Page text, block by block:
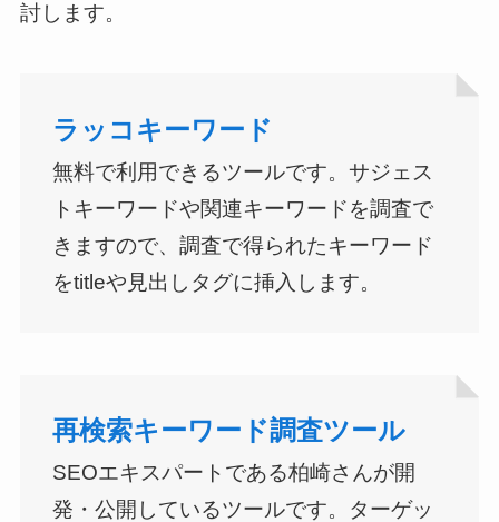
討します。
ラッコキーワード
無料で利用できるツールです。サジェス
トキーワードや関連キーワードを調査で
きますので、調査で得られたキーワード
をtitleや見出しタグに挿入します。
再検索キーワード調査ツール
SEOエキスパートである柏崎さんが開
発・公開しているツールです。ターゲッ